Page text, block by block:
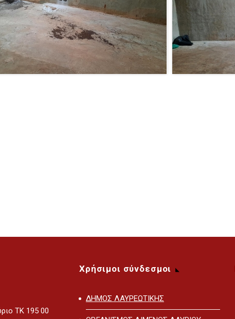
ΤΚ 195 00
Χρήσιμοι σύνδεσμοι
ΔΗΜΟΣ ΛΑΥΡΕΩΤΙΚΗΣ